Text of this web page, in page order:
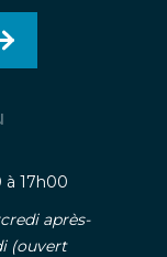
à 17h00
après-
(ouvert